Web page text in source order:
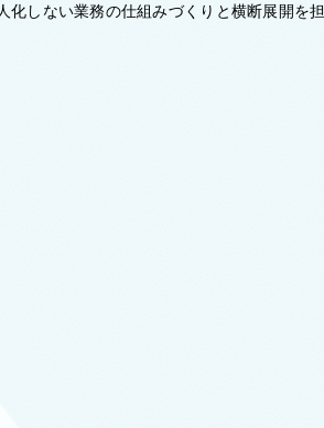
しない業務の仕組みづくりと横断展開を担